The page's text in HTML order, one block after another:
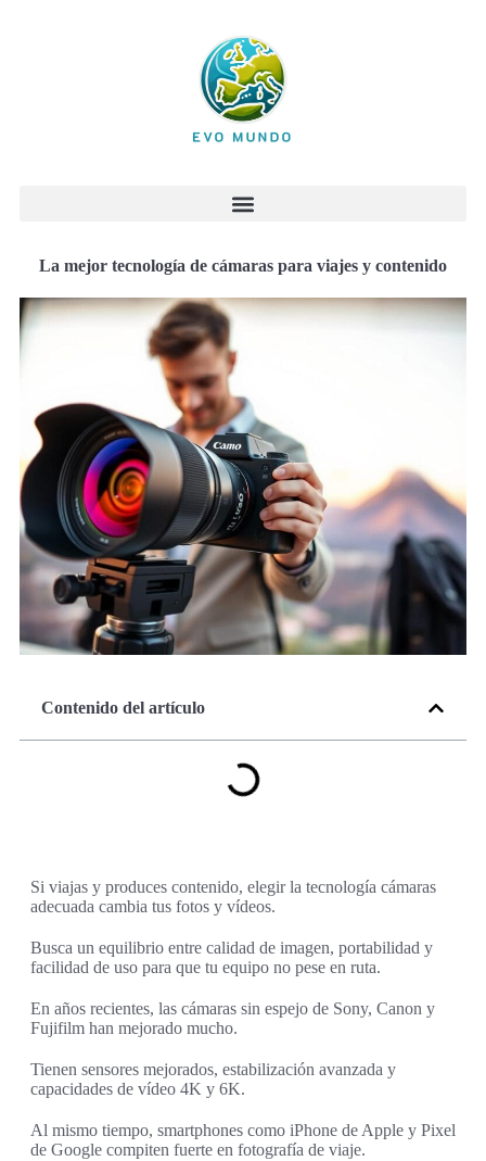
La mejor tecnología de cámaras para viajes y contenido
Contenido del artículo
Si viajas y produces contenido, elegir la tecnología cámaras
adecuada cambia tus fotos y vídeos.
Busca un equilibrio entre calidad de imagen, portabilidad y
facilidad de uso para que tu equipo no pese en ruta.
En años recientes, las cámaras sin espejo de Sony, Canon y
Fujifilm han mejorado mucho.
Tienen sensores mejorados, estabilización avanzada y
capacidades de vídeo 4K y 6K.
Al mismo tiempo, smartphones como iPhone de Apple y Pixel
de Google compiten fuerte en fotografía de viaje.